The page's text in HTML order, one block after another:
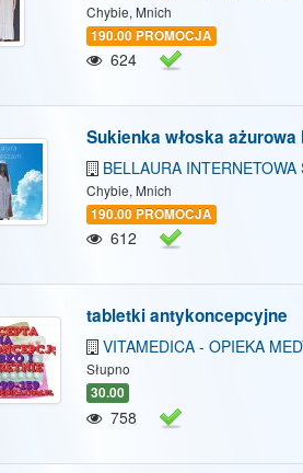
Chybie, Mnich
190.00 PROMOCJA
624
Sukienka włoska
BELLAURA
Chybie, Mnich
190.00 PROMOCJA
612
tabletki antykoncepcyjne
VITAMEDICA - OPIEKA
Słupno
30.00
758